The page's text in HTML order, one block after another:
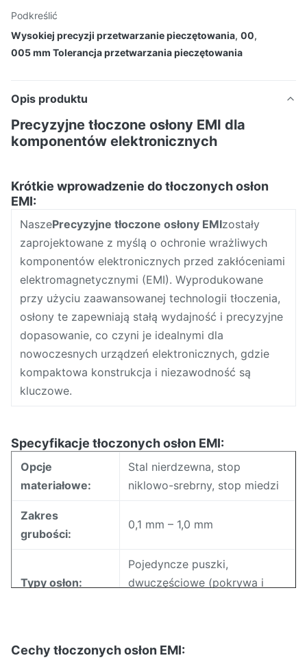
Podkreślić
Wysokiej precyzji przetwarzanie pieczętowania, 00,
005 mm Tolerancja przetwarzania pieczętowania
Opis produktu
Precyzyjne tłoczone osłony EMI dla
komponentów elektronicznych
Krótkie wprowadzenie do tłoczonych osłon
EMI:
NaszePrecyzyjne tłoczone osłony EMIzostały
zaprojektowane z myślą o ochronie wrażliwych
komponentów elektronicznych przed zakłóceniami
elektromagnetycznymi (EMI). Wyprodukowane
przy użyciu zaawansowanej technologii tłoczenia,
osłony te zapewniają stałą wydajność i precyzyjne
dopasowanie, co czyni je idealnymi dla
nowoczesnych urządzeń elektronicznych, gdzie
kompaktowa konstrukcja i niezawodność są
kluczowe.
Specyfikacje tłoczonych osłon EMI:
Opcje
materiałowe:
Stal nierdzewna, stop
niklowo-srebrny, stop miedzi
Zakres
grubości:
0,1 mm – 1,0 mm
Typy osłon:
Pojedyncze puszki,
dwuczęściowe (pokrywa i
powierzchni:
srebrzenie (opcjonalnie)
Cechy tłoczonych osłon EMI: